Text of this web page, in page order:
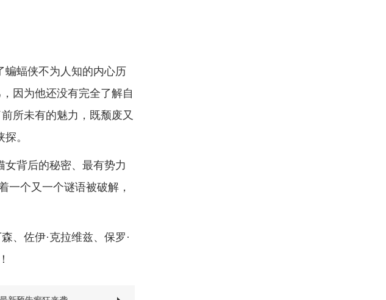
蝙蝠侠不为人知的内心历
因为他还没有完全了解自
所未有的魅力，既颓废又
。
背后的秘密、最有势力
一个又一个谜语被破解，
、佐伊·克拉维兹、保罗·